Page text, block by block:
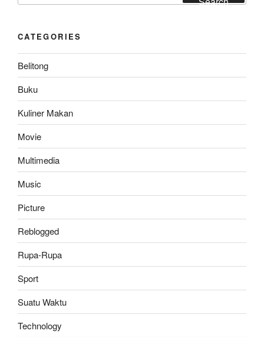
CATEGORIES
Belitong
Buku
Kuliner Makan
Movie
Multimedia
Music
Picture
Reblogged
Rupa-Rupa
Sport
Suatu Waktu
Technology